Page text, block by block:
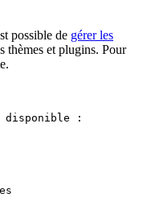
possible de gérer les
thèmes et plugins. Pour
disponible :